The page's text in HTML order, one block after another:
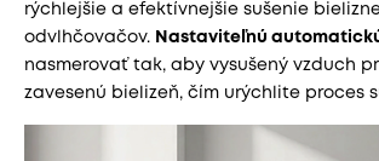
rýchlejšie a efektívnejšie sušenie
odvlhčovačov. Nastaviteľnú
nasmerovať tak, aby vysušený vzduch
zavesenú bielizeň, čím urýchlite proces